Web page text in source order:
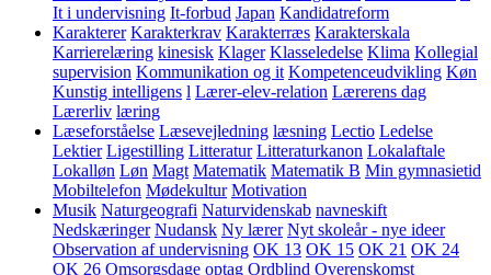
It i undervisning It-forbud Japan Kandidatreform
Karakterer Karakterkrav Karakterræs Karakterskala
Karrierelæring kinesisk Klager Klasseledelse Klima Kollegial
supervision Kommunikation og it Kompetenceudvikling Køn
Kunstig intelligens l Lærer-elev-relation Lærerens dag
Lærerliv læring
Læseforståelse Læsevejledning læsning Lectio Ledelse
Lektier Ligestilling Litteratur Litteraturkanon Lokalaftale
Lokalløn Løn Magt Matematik Matematik B Min gymnasietid
Mobiltelefon Mødekultur Motivation
Musik Naturgeografi Naturvidenskab navneskift
Nedskæringer Nudansk Ny lærer Nyt skoleår - nye ideer
Observation af undervisning OK 13 OK 15 OK 21 OK 24
OK 26 Omsorgsdage optag Ordblind Overenskomst